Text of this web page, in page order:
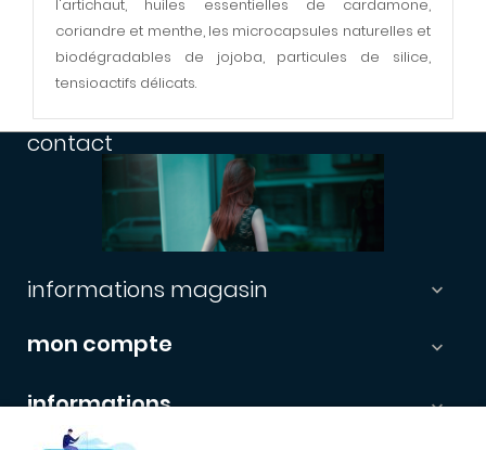
l'artichaut, huiles essentielles de cardamone,
coriandre et menthe, les microcapsules naturelles et
biodégradables de jojoba, particules de silice,
tensioactifs délicats.
contact
informations magasin 
mon compte 
informations 